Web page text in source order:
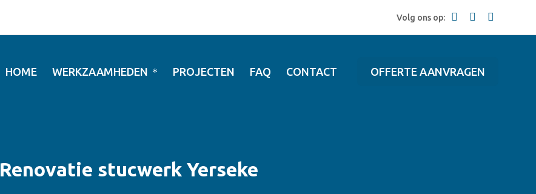
Volg ons op:
HOME WERKZAAMHEDEN PROJECTEN FAQ CONTACT OFFERTE AANVRAGEN
Renovatie stucwerk Yerseke